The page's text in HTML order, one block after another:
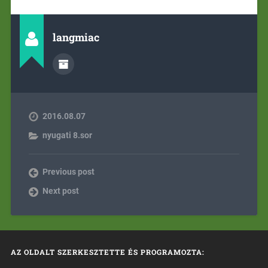
langmiac
2016.08.07
nyugati 8.sor
Previous post
Next post
AZ OLDALT SZERKESZTETTE ÉS PROGRAMOZTA: